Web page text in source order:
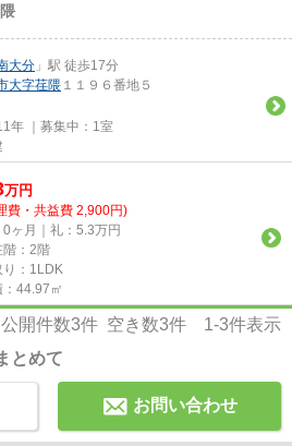
大分 」駅 徒歩17分
大字荏隈 １１９６番地５
年 ｜募集中： 1室
万円
費・共益費 2,900円)
0ヶ月｜礼：5.3万円
階：2階
り：1LDK
：44.97㎡
開件数3件 空き数3件 1-3件表示
とめて
お問い合わせ